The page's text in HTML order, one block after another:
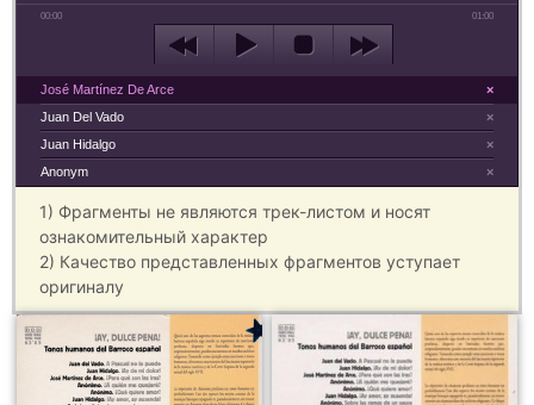
00:00 01:00
×
José Martínez De Arce
×
Juan Del Vado
×
Juan Hidalgo
×
Anonym
1) Фрагменты не являются трек-листом и носят
ознакомительный характер
2) Качество представленных фрагментов уступает
оригиналу